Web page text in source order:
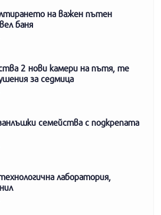
на важен пътен
баня
2 нови камери на пътя, те
за седмица
семейства с подкрепата
лаборатория,